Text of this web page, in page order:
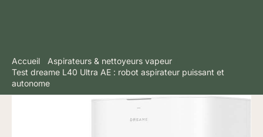
Accueil
Aspirateurs & nettoyeurs vapeur
Test dreame L40 Ultra AE : robot aspirateur puissant et
autonome